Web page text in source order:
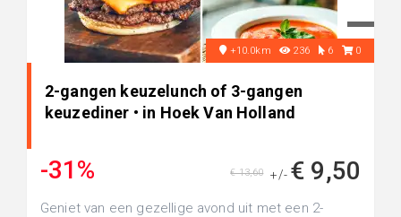
+10.0km 236 6 0
2-gangen keuzelunch of 3-gangen
keuzediner • in Hoek Van Holland
-31% +/- € 9,50
€ 13,60
Geniet van een gezellige avond uit met een 2-